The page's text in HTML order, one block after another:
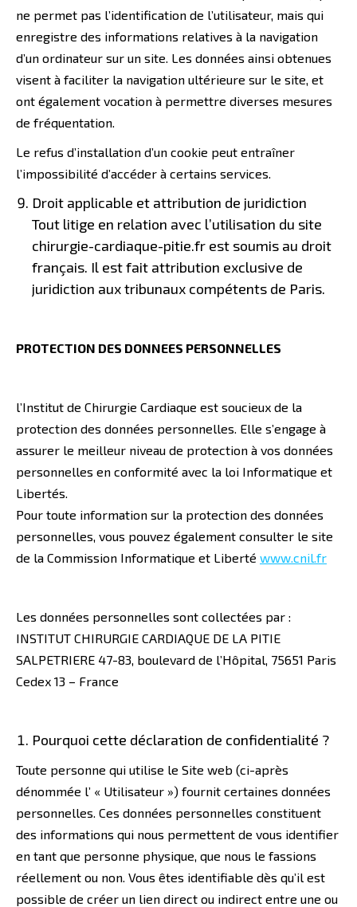
ne permet pas l’identification de l’utilisateur, mais qui
enregistre des informations relatives à la navigation
d’un ordinateur sur un site. Les données ainsi obtenues
visent à faciliter la navigation ultérieure sur le site, et
ont également vocation à permettre diverses mesures
de fréquentation.
Le refus d’installation d’un cookie peut entraîner
l’impossibilité d’accéder à certains services.
Droit applicable et attribution de juridiction
Tout litige en relation avec l’utilisation du site
chirurgie-cardiaque-pitie.fr est soumis au droit
français. Il est fait attribution exclusive de
juridiction aux tribunaux compétents de Paris.
PROTECTION DES DONNEES PERSONNELLES
l’Institut de Chirurgie Cardiaque est soucieux de la
protection des données personnelles. Elle s’engage à
assurer le meilleur niveau de protection à vos données
personnelles en conformité avec la loi Informatique et
Libertés.
Pour toute information sur la protection des données
personnelles, vous pouvez également consulter le site
de la Commission Informatique et Liberté www.cnil.fr
Les données personnelles sont collectées par :
INSTITUT CHIRURGIE CARDIAQUE DE LA PITIE
SALPETRIERE 47-83, boulevard de l’Hôpital, 75651 Paris
Cedex 13 – France
Pourquoi cette déclaration de confidentialité ?
Toute personne qui utilise le Site web (ci-après
dénommée l’ « Utilisateur ») fournit certaines données
personnelles. Ces données personnelles constituent
des informations qui nous permettent de vous identifier
en tant que personne physique, que nous le fassions
réellement ou non. Vous êtes identifiable dès qu’il est
possible de créer un lien direct ou indirect entre une ou